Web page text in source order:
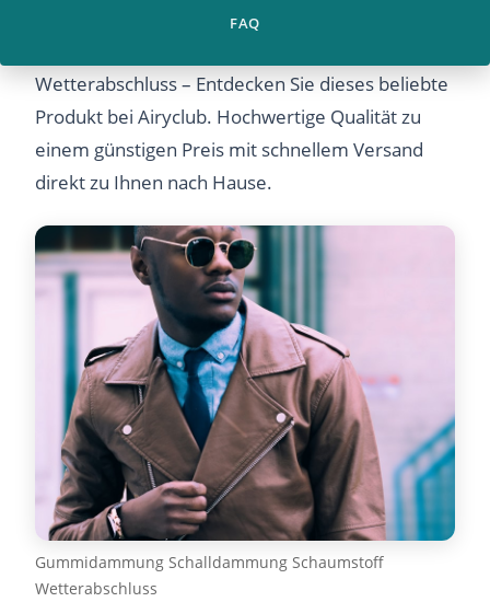
FAQ
Wetterabschluss – Entdecken Sie dieses beliebte
Produkt bei Airyclub. Hochwertige Qualität zu
einem günstigen Preis mit schnellem Versand
direkt zu Ihnen nach Hause.
Gummidammung Schalldammung Schaumstoff
Wetterabschluss